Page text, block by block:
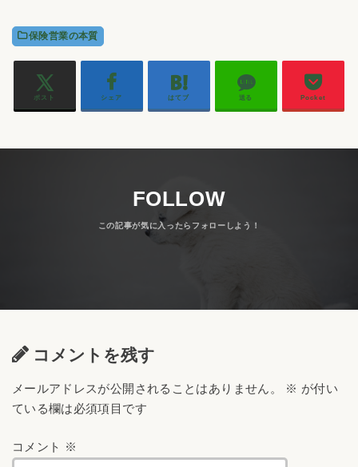
保険営業の本質
ポスト シェア はてブ 送る Pocket
FOLLOW
コメントを残す
メールアドレスが公開されることはありません。 ※ が付い
ている欄は必須項目です
コメント ※